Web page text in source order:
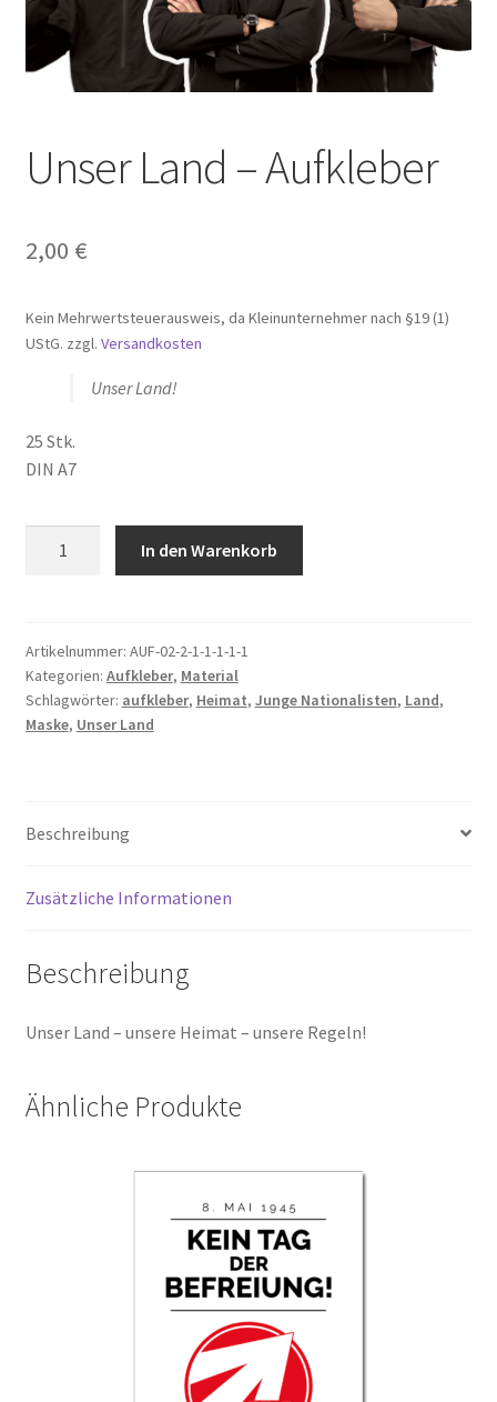
Unser Land – Aufkleber
2,00 €
Kein Mehrwertsteuerausweis, da Kleinunternehmer nach §19 (1)
UStG. zzgl. Versandkosten
Unser Land!
25 Stk.
DIN A7
Menge
In den Warenkorb
Artikelnummer: AUF-02-2-1-1-1-1-1
Kategorien: Aufkleber, Material
Schlagwörter: aufkleber, Heimat, Junge Nationalisten, Land,
Maske, Unser Land
Beschreibung
Zusätzliche Informationen
Beschreibung
Unser Land – unsere Heimat – unsere Regeln!
Ähnliche Produkte